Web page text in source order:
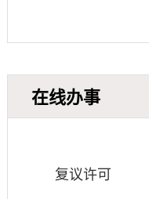
在线办事
复议许可